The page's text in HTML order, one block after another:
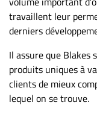
travaillent leur
derniers
Il assure que Blakes
produits uniques à
clients de mieux
lequel on se trouve.